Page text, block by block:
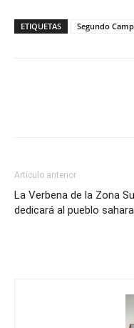
ETIQUETAS Segundo
Artículo anterior
La Verbena de la Zona
dedicará al pueblo